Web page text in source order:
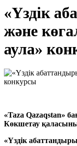
«Үздік
және
аула»
«Taza Qazaqstan»
Көкшетау
«Үздік